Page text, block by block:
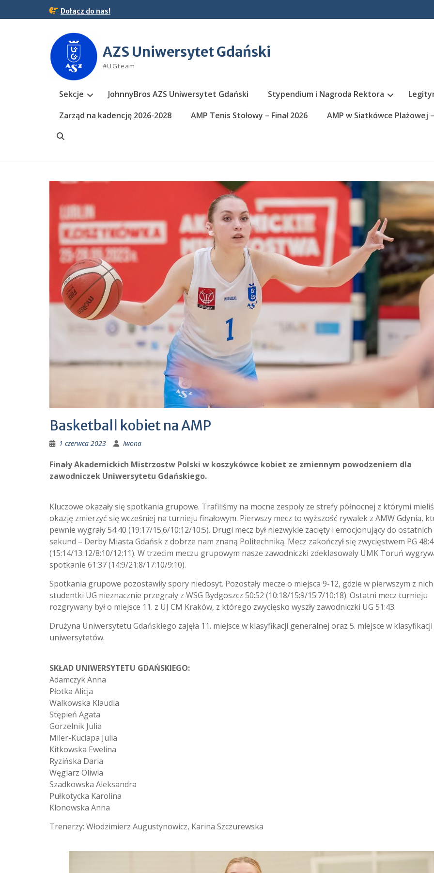
Dołącz do nas!
AZS Uniwersytet Gdański
#UGteam
Sekcje JohnnyBros AZS Uniwersytet Gdański Stypendium i Nagroda Rektora
Zarząd na kadencję 2026-2028
AMP Tenis Stołowy – Finał 2026 AMP w Siatkówce Plażowej –
Basketball kobiet na AMP
1 czerwca 2023 Iwona
Finały Akademickich Mistrzostw Polski w koszykówce kobiet ze zmiennym powodzeniem dla
zawodniczek Uniwersytetu Gdańskiego.
Kluczowe okazały się spotkania grupowe. Trafiliśmy na mocne zespoły ze strefy północnej z którymi
okazję zmierzyć się wcześniej na turnieju finałowym. Pierwszy mecz to wyższość rywalek z AMW Gdynia,
pewnie wygrały 54:40 (19:17/15:6/10:12/10:5). Drugi mecz był niezwykle zacięty i emocjonujący do ostatnich
sekund – Derby Miasta Gdańsk z dobrze nam znaną Politechniką. Mecz zakończył się zwycięstwem PG
(15:14/13:12/8:10/12:11). W trzecim meczu grupowym nasze zawodniczki zdeklasowały UMK Toruń
spotkanie 61:37 (14:9/21:8/17:10/9:10).
Spotkania grupowe pozostawiły spory niedosyt. Pozostały mecze o miejsca 9-12, gdzie w pierwszym z nich
studentki UG nieznacznie przegrały z WSG Bydgoszcz 50:52 (10:18/15:9/15:7/10:18). Ostatni mecz turnieju
rozgrywany był o miejsce 11. z UJ CM Kraków, z którego zwycięsko wyszły zawodniczki UG 51:43.
Drużyna Uniwersytetu Gdańskiego zajęła 11. miejsce w klasyfikacji generalnej oraz 5. miejsce w klasyfikacji
uniwersytetów.
SKŁAD UNIWERSYTETU GDAŃSKIEGO:
Adamczyk Anna
Płotka Alicja
Walkowska Klaudia
Stępień Agata
Gorzelnik Julia
Miler-Kuciapa Julia
Kitkowska Ewelina
Ryzińska Daria
Węglarz Oliwia
Szadkowska Aleksandra
Pułkotycka Karolina
Klonowska Anna
Trenerzy: Włodzimierz Augustynowicz, Karina Szczurewska